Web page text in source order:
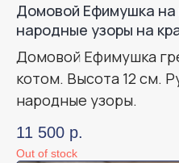
Домовой Ефимушка на
народные узоры на
Домовой Ефимушка
котом. Высота 12 см.
народные узоры.
11 500 р.
Out of stock